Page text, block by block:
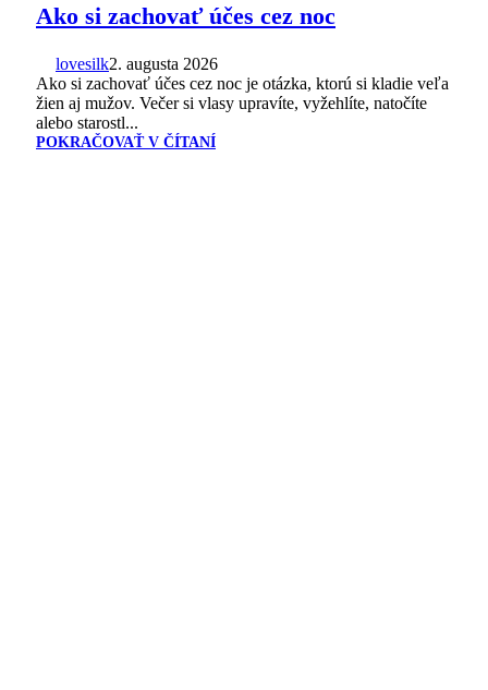
Ako si zachovať účes cez noc
lovesilk2. augusta 2026
Ako si zachovať účes cez noc je otázka, ktorú si kladie veľa
žien aj mužov. Večer si vlasy upravíte, vyžehlíte, natočíte
alebo starostl...
POKRAČOVAŤ V ČÍTANÍ